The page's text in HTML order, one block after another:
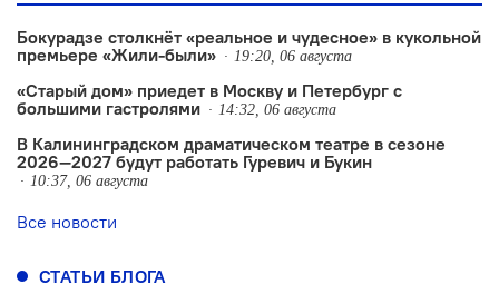
Бокурадзе столкнëт «реальное и чудесное» в кукольной
премьере «Жили-были»
19:20, 06 августа
«Старый дом» приедет в Москву и Петербург с
большими гастролями
14:32, 06 августа
В Калининградском драматическом театре в сезоне
2026—2027 будут работать Гуревич и Букин
10:37, 06 августа
Все новости
СТАТЬИ БЛОГА